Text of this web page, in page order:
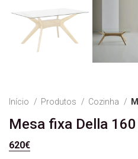
Início Produtos Cozinha
Mesa fixa Della
620€